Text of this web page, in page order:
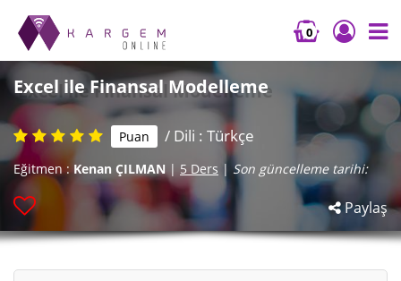
0
Excel ile Finansal Modelleme
Puan / Dili : Türkçe
Eğitmen : Kenan ÇILMAN| 5 Ders |Son güncelleme tarihi:
Paylaş